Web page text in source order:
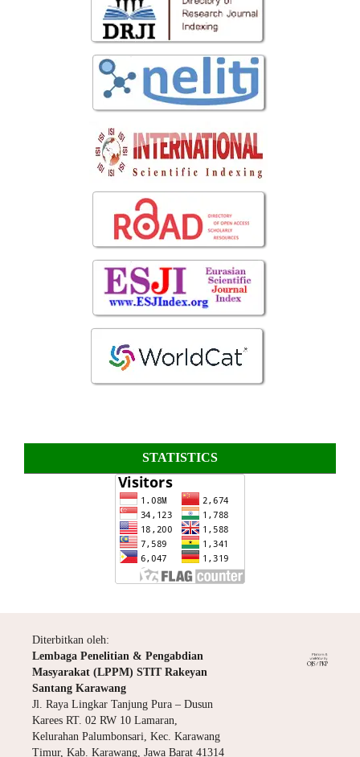
STATISTICS
Diterbitkan oleh:
Lembaga Penelitian & Pengabdian
Masyarakat (LPPM) STIT Rakeyan
Santang Karawang
Jl. Raya Lingkar Tanjung Pura – Dusun
Karees RT. 02 RW 10 Lamaran,
Kelurahan Palumbonsari, Kec. Karawang
Timur, Kab. Karawang, Jawa Barat 41314